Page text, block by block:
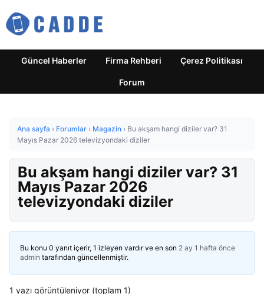
Güncel Haberler Firma Rehberi Çerez Politikası
Forum
Ana sayfa › Forumlar › Magazin › Bu akşam hangi diziler var? 31
Mayıs Pazar 2026 televizyondaki diziler
Bu akşam hangi diziler var? 31
Mayıs Pazar 2026
televizyondaki diziler
Bu konu 0 yanıt içerir, 1 izleyen vardır ve en son 2 ay 1 hafta önce
admin tarafından güncellenmiştir.
1 yazı görüntüleniyor (toplam 1)